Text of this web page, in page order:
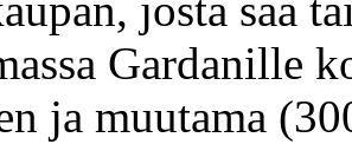
josta saa
Gardanille
ja muutama